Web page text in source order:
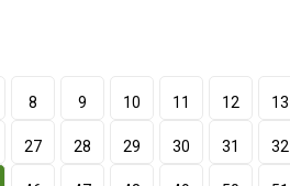
8 9 10 11 12 13
27 28 29 30 31 32